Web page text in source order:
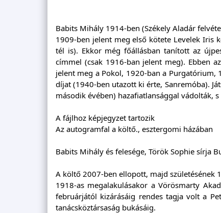
Babits Mihály 1914-ben (Székely Aladár
1909-ben jelent meg első kötete Levelek Iris
tél is). Ekkor még főállásban tanított az
címmel (csak 1916-ban jelent meg). Ebben
jelent meg a Pokol, 1920-ban a Purgatórium,
díjat (1940-ben utazott ki érte, Sanremóba).
második évében) hazafiatlansággal vádolták,
A fájlhoz képjegyzet tartozik
Az autogramfal a költő., esztergomi házában
Babits Mihály és felesége, Török Sophie sírja
A költő 2007-ben ellopott, majd születésének
1918-as megalakulásakor a Vörösmarty
februárjától kizárásáig rendes tagja volt a
tanácsköztársaság bukásáig.